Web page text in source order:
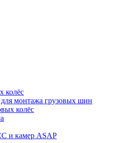
колёс
монтажа грузовых шин
колёс
и камер ASAP